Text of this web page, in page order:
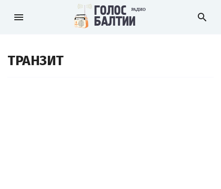
menu search
ТРАНЗИТ